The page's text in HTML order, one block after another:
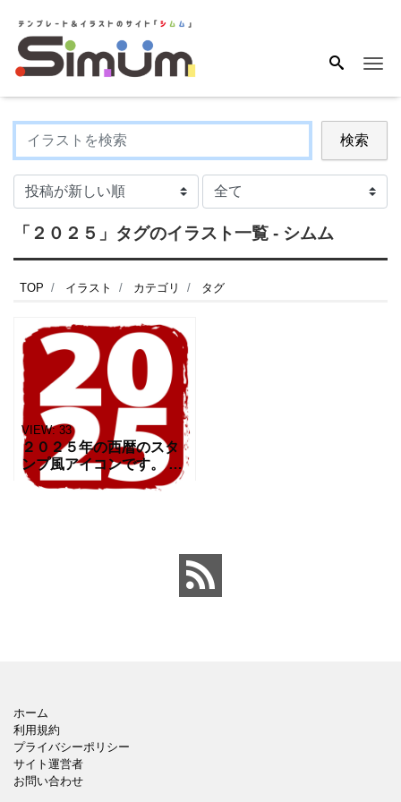
検索
「２０２５」タグのイラスト一覧 - シムム
TOP イラスト カテゴリ タグ
VIEW: 33
２０２５年の西暦のスタ
ンプ風アイコンです。 今
年もあとすこしでが西暦
ホーム
利用規約
プライバシーポリシー
サイト運営者
お問い合わせ